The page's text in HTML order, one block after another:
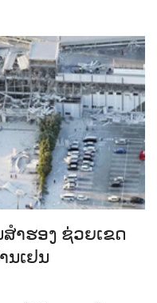
ຳຮອງ ຊ່ວຍເຂດ
ເຢນ